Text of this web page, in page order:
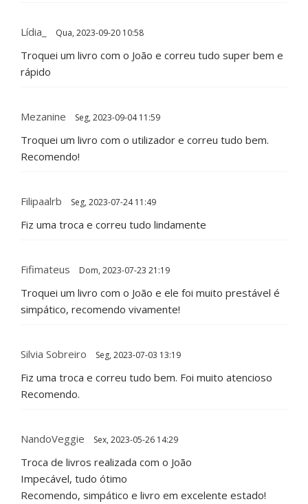
Lídia_ Qua, 2023-09-20 10:58
Troquei um livro com o João e correu tudo super bem e
rápido
Mezanine Seg, 2023-09-04 11:59
Troquei um livro com o utilizador e correu tudo bem.
Recomendo!
Filipaalrb Seg, 2023-07-24 11:49
Fiz uma troca e correu tudo lindamente
Fifimateus Dom, 2023-07-23 21:19
Troquei um livro com o João e ele foi muito prestável é
simpático, recomendo vivamente!
Silvia Sobreiro Seg, 2023-07-03 13:19
Fiz uma troca e correu tudo bem. Foi muito atencioso
Recomendo.
NandoVeggie Sex, 2023-05-26 14:29
Troca de livros realizada com o João
Impecável, tudo ótimo
Recomendo, simpático e livro em excelente estado!